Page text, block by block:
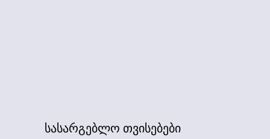
სასარგებლო თვისებები